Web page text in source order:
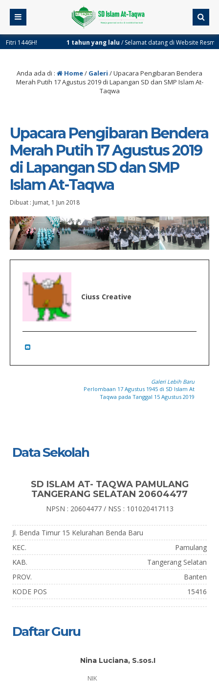
1 tahun yang lalu/ Selamat datang di Website Resmi SDI
Anda ada di : Home/ Galeri /Upacara Pengibaran Bendera
Merah Putih 17 Agustus 2019 di Lapangan SD dan SMP Islam At-
Taqwa
Upacara Pengibaran Bendera
Merah Putih 17 Agustus 2019
di Lapangan SD dan SMP
Islam At-Taqwa
Dibuat : Jumat, 1 Jun 2018
Ciuss Creative
Galeri Lebih Baru
Perlombaan 17 Agustus 1945 di SD Islam At
Taqwa pada Tanggal 15 Agustus 2019
Data Sekolah
SD ISLAM AT- TAQWA PAMULANG
TANGERANG SELATAN 20604477
NPSN : 20604477 / NSS : 101020417113
Jl. Benda Timur 15 Kelurahan Benda Baru
KEC.
Pamulang
KAB.
Tangerang Selatan
PROV.
Banten
KODE POS
15416
Daftar Guru
Nina Luciana, S.sos.I
NIK